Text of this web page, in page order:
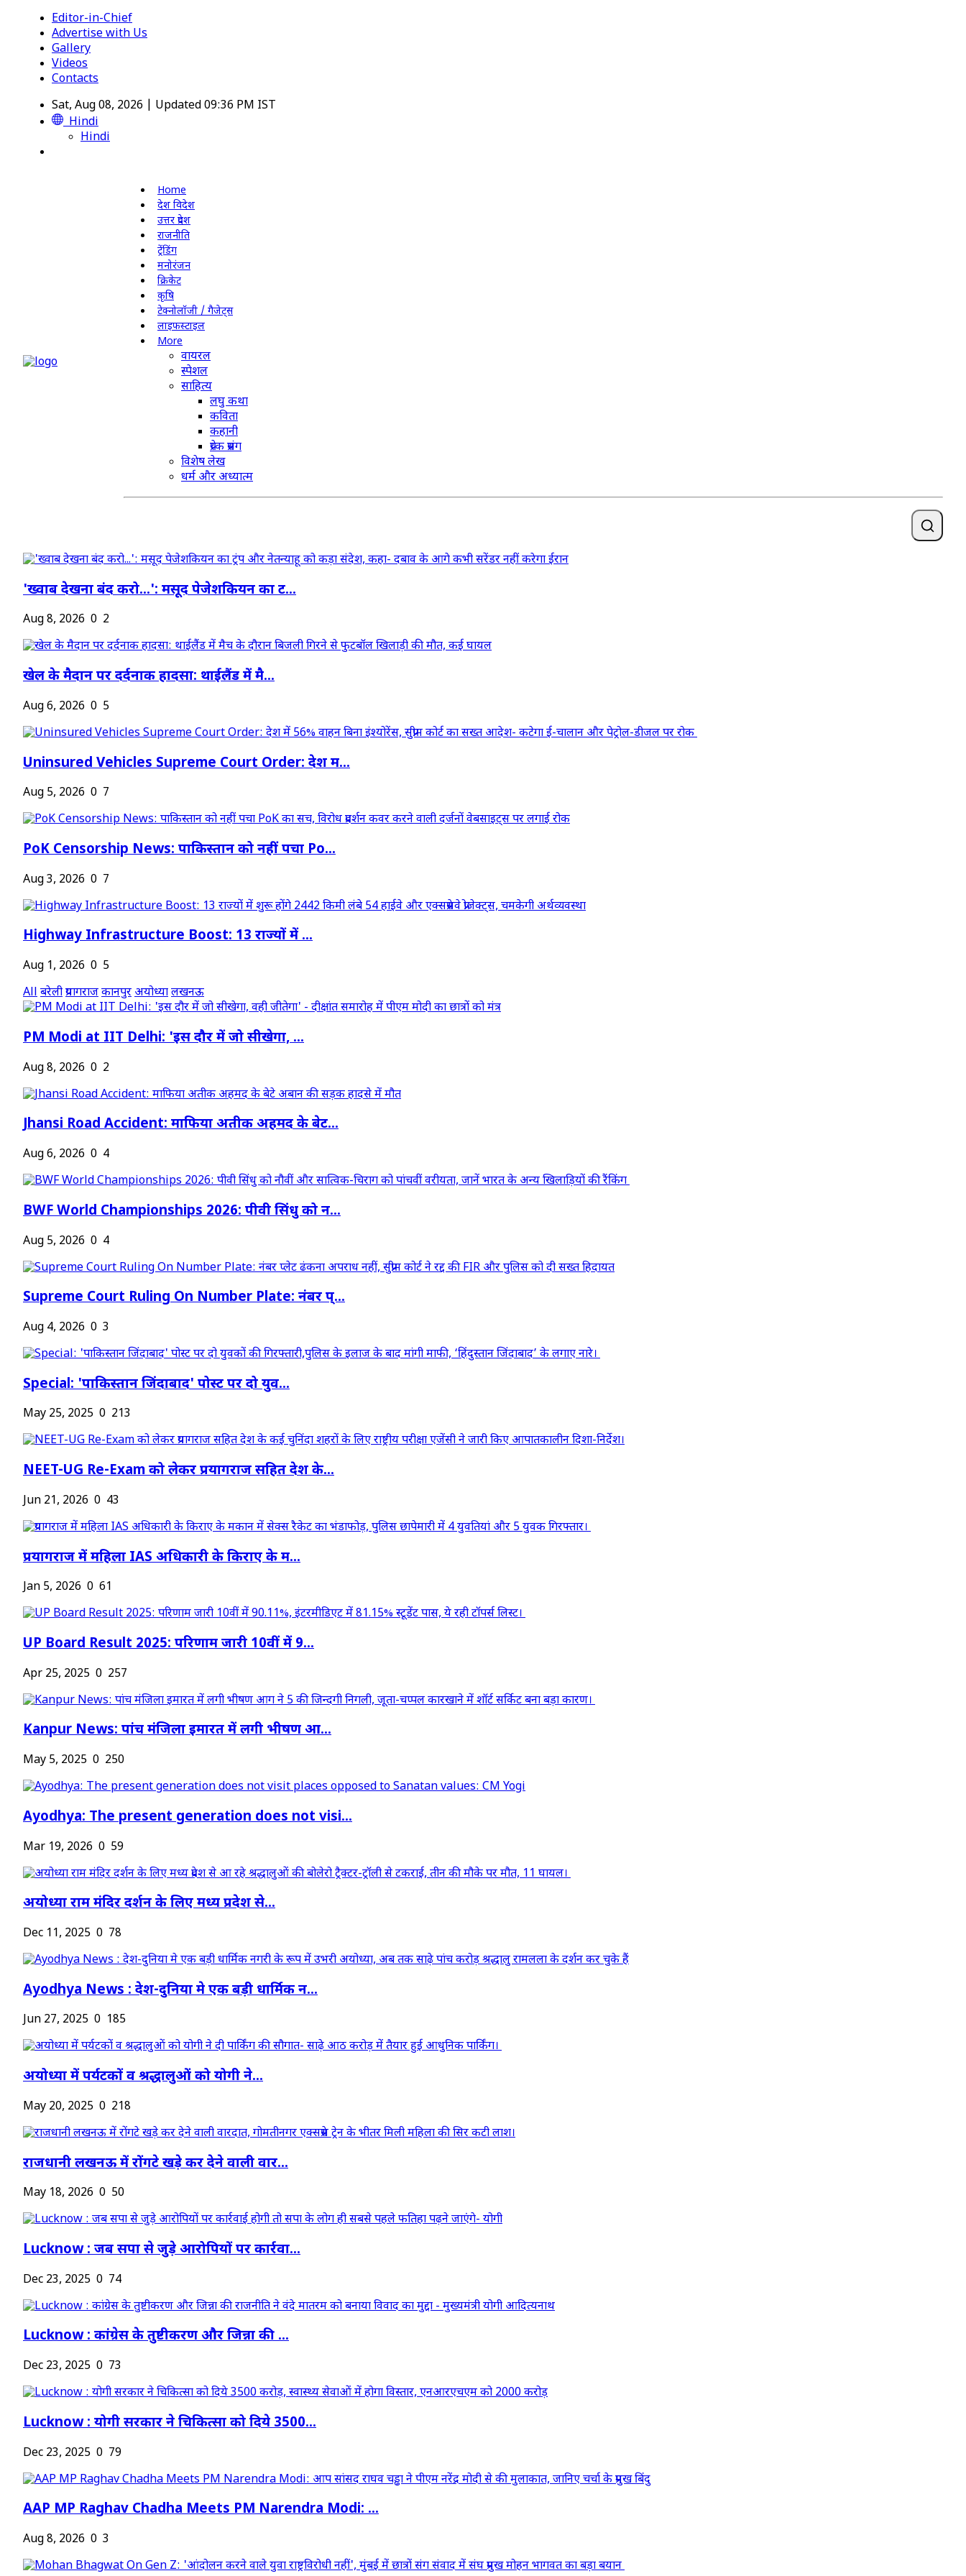
Editor-in-Chief
Advertise with Us
Gallery
Videos
Contacts
Sat, Aug 08, 2026 | Updated 09:36 PM IST
Hindi
Hindi
Home
देश विदेश
उत्तर प्रदेश
राजनीति
ट्रेंडिंग
मनोरंजन
क्रिकेट
कृषि
टेक्नोलॉजी / गैजेट्स
लाइफस्टाइल
More
वायरल
स्पेशल
साहित्य
लघु कथा
कविता
कहानी
प्रेरक प्रसंग
विशेष लेख
धर्म और अध्यात्म
'ख्वाब देखना बंद करो...': मसूद पेजेशकियन का ट...
Aug 8, 2026 0 2
खेल के मैदान पर दर्दनाक हादसा: थाईलैंड में मै...
Aug 6, 2026 0 5
Uninsured Vehicles Supreme Court Order: देश म...
Aug 5, 2026 0 7
PoK Censorship News: पाकिस्तान को नहीं पचा Po...
Aug 3, 2026 0 7
Highway Infrastructure Boost: 13 राज्यों में ...
Aug 1, 2026 0 5
Allबरेलीप्रयागराजकानपुरअयोध्यालखनऊ
PM Modi at IIT Delhi: 'इस दौर में जो सीखेगा, ...
Aug 8, 2026 0 2
Jhansi Road Accident: माफिया अतीक अहमद के बेट...
Aug 6, 2026 0 4
BWF World Championships 2026: पीवी सिंधु को न...
Aug 5, 2026 0 4
Supreme Court Ruling On Number Plate: नंबर प्...
Aug 4, 2026 0 3
Special: 'पाकिस्तान जिंदाबाद' पोस्ट पर दो युव...
May 25, 2025 0 213
NEET-UG Re-Exam को लेकर प्रयागराज सहित देश के...
Jun 21, 2026 0 43
प्रयागराज में महिला IAS अधिकारी के किराए के म...
Jan 5, 2026 0 61
UP Board Result 2025: परिणाम जारी 10वीं में 9...
Apr 25, 2025 0 257
Kanpur News: पांच मंजिला इमारत में लगी भीषण आ...
May 5, 2025 0 250
Ayodhya: The present generation does not visi...
Mar 19, 2026 0 59
अयोध्या राम मंदिर दर्शन के लिए मध्य प्रदेश से...
Dec 11, 2025 0 78
Ayodhya News : देश-दुनिया मे एक बड़ी धार्मिक न...
Jun 27, 2025 0 185
अयोध्या में पर्यटकों व श्रद्धालुओं को योगी ने...
May 20, 2025 0 218
राजधानी लखनऊ में रोंगटे खड़े कर देने वाली वार...
May 18, 2026 0 50
Lucknow : जब सपा से जुड़े आरोपियों पर कार्रवा...
Dec 23, 2025 0 74
Lucknow : कांग्रेस के तुष्टीकरण और जिन्ना की ...
Dec 23, 2025 0 73
Lucknow : योगी सरकार ने चिकित्सा को दिये 3500...
Dec 23, 2025 0 79
AAP MP Raghav Chadha Meets PM Narendra Modi: ...
Aug 8, 2026 0 3